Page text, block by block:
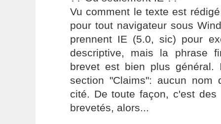
Vu comment le texte est
pour tout navigateur sous
prennent IE (5.0, sic) pour
descriptive, mais la phrase
brevet est bien plus
section "Claims": aucun nom
cité. De toute façon, c'est des
brevetés, alors...